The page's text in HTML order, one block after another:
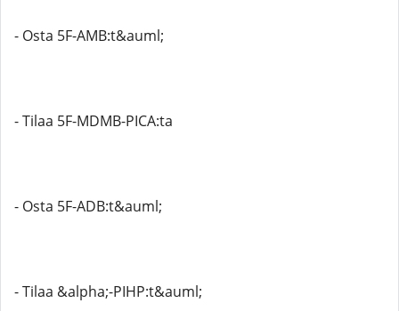
- Osta 5F-AMB:t&auml;
- Tilaa 5F-MDMB-PICA:ta
- Osta 5F-ADB:t&auml;
- Tilaa &alpha;-PIHP:t&auml;